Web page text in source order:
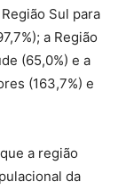
Sul para
a Região
(65,0%) e a
(163,7%) e
a região
da